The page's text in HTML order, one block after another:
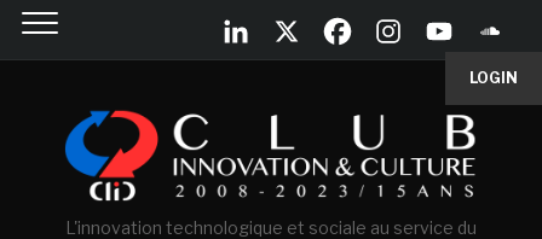
LOGIN
L'innovation technologique et sociale au service du